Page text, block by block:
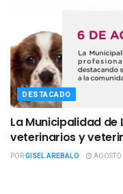
DESTACADO
La Municipalidad de
veterinarios y
PORGISEL AREBALO